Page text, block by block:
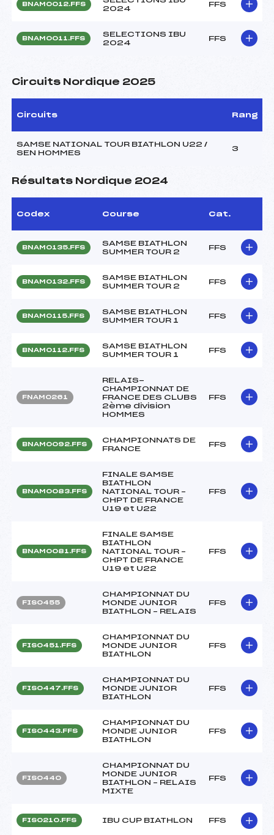
BNAM0012.FFS
2024
FFS
BNAM0011.FFS
SELECTIONS IBU
2024
FFS
Circuits Nordique 2025
Circuits Rang
SAMSE NATIONAL TOUR BIATHLON U22 /
SEN HOMMES
3
Résultats Nordique 2024
Codex Course Cat.
BNAM0135.FFS
SAMSE BIATHLON
SUMMER TOUR 2
FFS
BNAM0132.FFS
SAMSE BIATHLON
SUMMER TOUR 2
FFS
BNAM0115.FFS
SAMSE BIATHLON
SUMMER TOUR 1
FFS
BNAM0112.FFS
SAMSE BIATHLON
SUMMER TOUR 1
FFS
FNAM0261
RELAIS-
CHAMPIONNAT DE
FRANCE DES CLUBS
2ème division
HOMMES
FFS
BNAM0092.FFS
CHAMPIONNATS DE
FRANCE
FFS
BNAM0083.FFS
FINALE SAMSE
BIATHLON
NATIONAL TOUR –
CHPT DE FRANCE
U19 et U22
FFS
BNAM0081.FFS
FINALE SAMSE
BIATHLON
NATIONAL TOUR –
CHPT DE FRANCE
U19 et U22
FFS
FIS0455
CHAMPIONNAT DU
MONDE JUNIOR
BIATHLON – RELAIS
FFS
FIS0451.FFS
CHAMPIONNAT DU
MONDE JUNIOR
BIATHLON
FFS
FIS0447.FFS
CHAMPIONNAT DU
MONDE JUNIOR
BIATHLON
FFS
FIS0443.FFS
CHAMPIONNAT DU
MONDE JUNIOR
BIATHLON
FFS
FIS0440
CHAMPIONNAT DU
MONDE JUNIOR
BIATHLON – RELAIS
MIXTE
FFS
FIS0210.FFS IBU CUP BIATHLON FFS